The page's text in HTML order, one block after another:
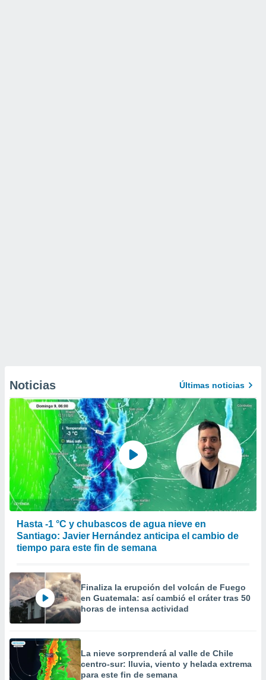
Noticias Últimas noticias
Hasta -1 °C y chubascos de agua nieve en
Santiago: Javier Hernández anticipa el cambio de
tiempo para este fin de semana
Finaliza la erupción del volcán de Fuego
en Guatemala: así cambió el cráter tras 50
horas de intensa actividad
La nieve sorprenderá al valle de Chile
centro-sur: lluvia, viento y helada extrema
para este fin de semana